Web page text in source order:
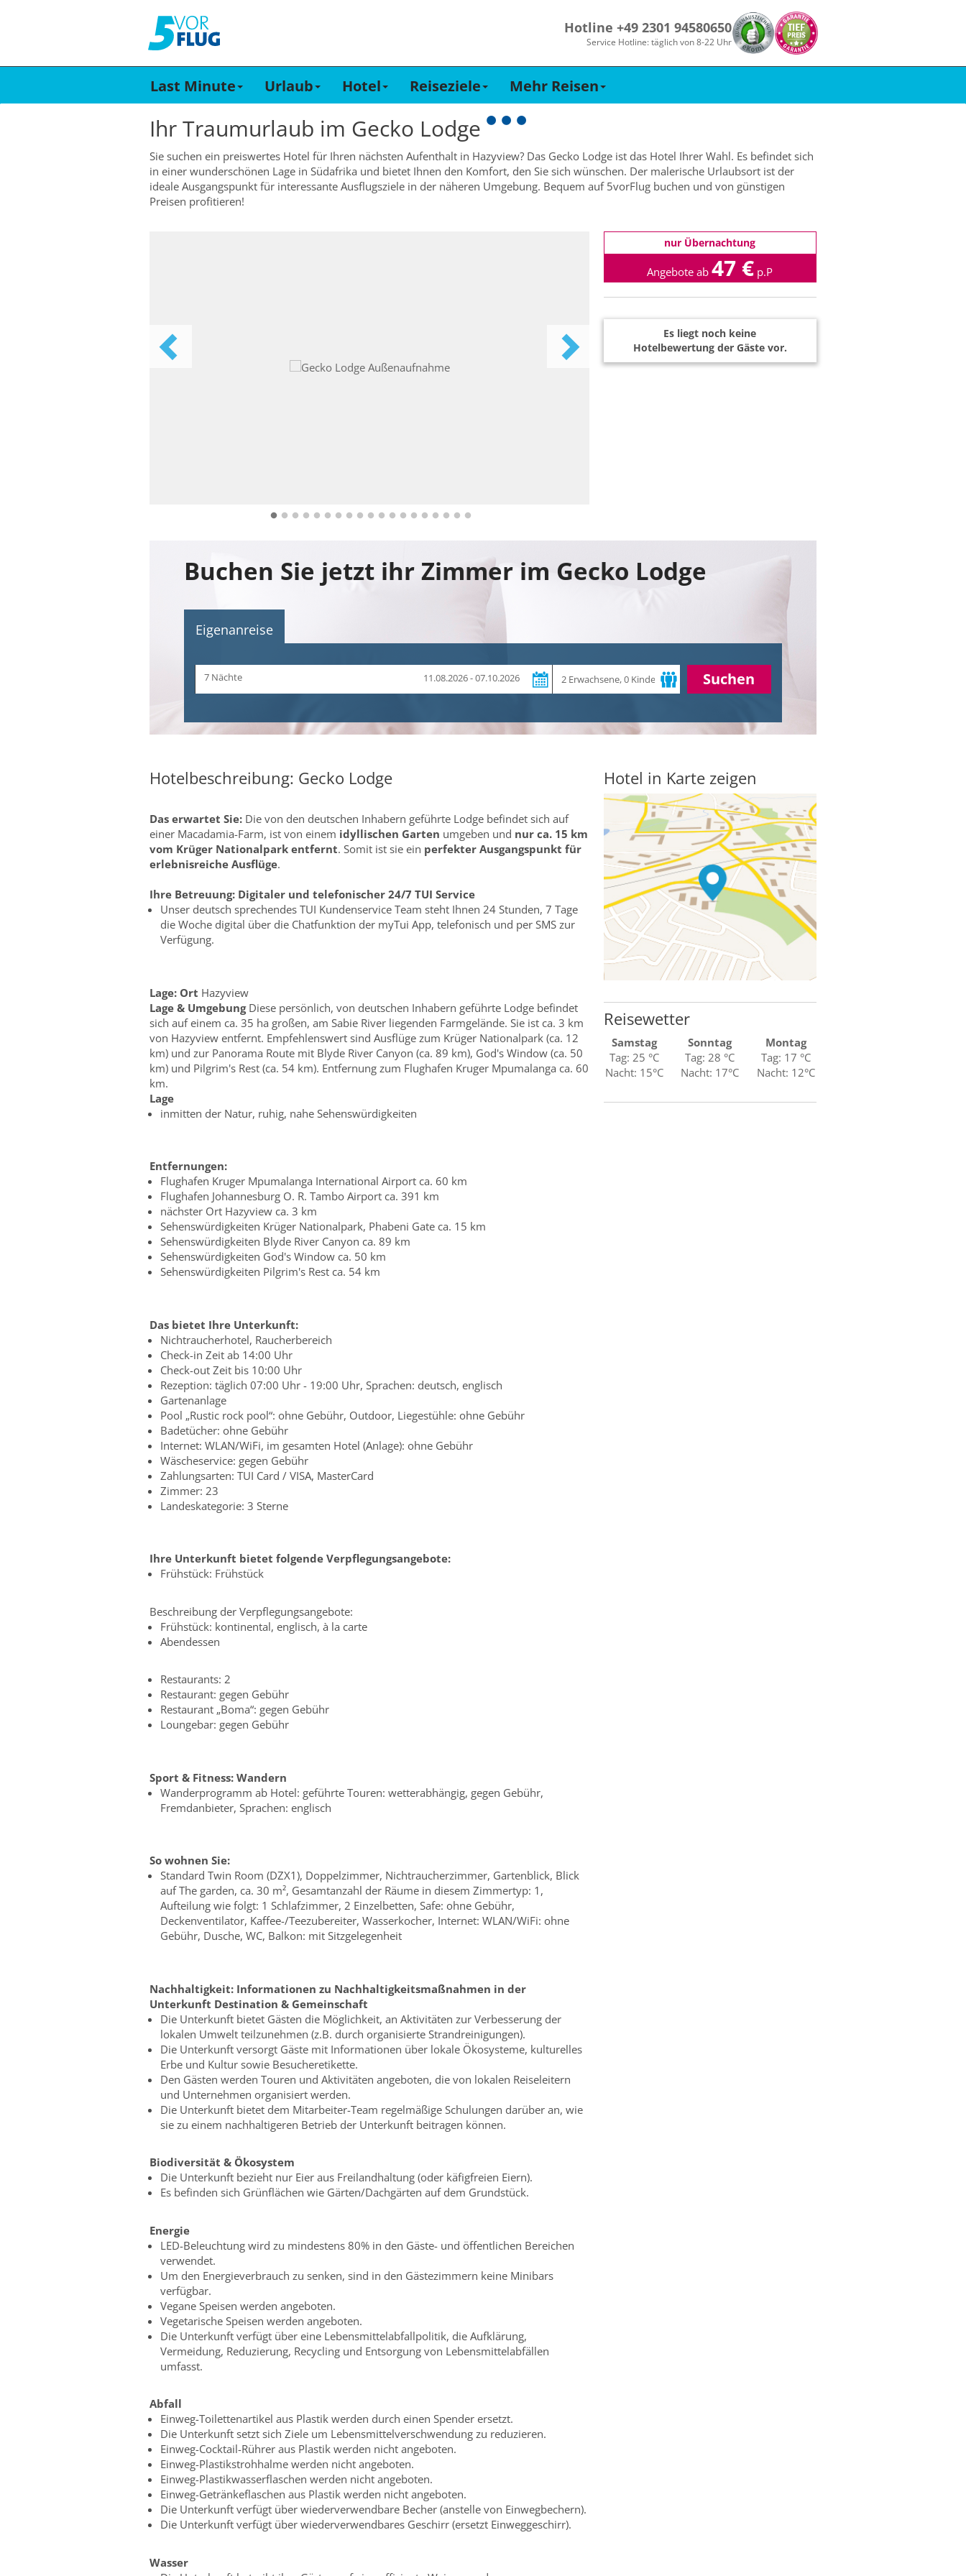
Hotline +49 2301 94580650
Service Hotline: täglich von 8-22 Uhr
Last Minute Urlaub Hotel Reiseziele Mehr Reisen
Ihr Traumurlaub im Gecko Lodge
Sie suchen ein preiswertes Hotel für Ihren nächsten Aufenthalt in Hazyview? Das Gecko Lodge ist das Hotel Ihrer Wahl. Es befindet sich
in einer wunderschönen Lage in Südafrika und bietet Ihnen den Komfort, den Sie sich wünschen. Der malerische Urlaubsort ist der
ideale Ausgangspunkt für interessante Ausflugsziele in der näheren Umgebung. Bequem auf 5vorFlug buchen und von günstigen
Preisen profitieren!
nur Übernachtung
Angebote ab47 € p.P
Es liegt noch keine
Hotelbewertung der Gäste vor.
Buchen Sie jetzt ihr Zimmer im Gecko Lodge
Eigenanreise
Zeitraum
7 Nächte 11.08.2026 - 07.10.2026 Suchen
Hotelbeschreibung: Gecko Lodge
Das erwartet Sie: Die von den deutschen Inhabern geführte Lodge befindet sich auf
einer Macadamia-Farm, ist von einem idyllischen Garten umgeben und nur ca. 15 km
vom Krüger Nationalpark entfernt. Somit ist sie ein perfekter Ausgangspunkt für
erlebnisreiche Ausflüge.
Ihre Betreuung: Digitaler und telefonischer 24/7 TUI Service
Unser deutsch sprechendes TUI Kundenservice Team steht Ihnen 24 Stunden, 7 Tage
die Woche digital über die Chatfunktion der myTui App, telefonisch und per SMS zur
Verfügung.
Lage: Ort Hazyview
Lage & UmgebungDiese persönlich, von deutschen Inhabern geführte Lodge befindet
sich auf einem ca. 35 ha großen, am Sabie River liegenden Farmgelände. Sie ist ca. 3 km
von Hazyview entfernt. Empfehlenswert sind Ausflüge zum Krüger Nationalpark (ca. 12
km) und zur Panorama Route mit Blyde River Canyon (ca. 89 km), God's Window (ca. 50
km) und Pilgrim's Rest (ca. 54 km). Entfernung zum Flughafen Kruger Mpumalanga ca. 60
km.
Lage
inmitten der Natur, ruhig, nahe Sehenswürdigkeiten
Entfernungen:
Flughafen Kruger Mpumalanga International Airport ca. 60 km
Flughafen Johannesburg O. R. Tambo Airport ca. 391 km
nächster Ort Hazyview ca. 3 km
Sehenswürdigkeiten Krüger Nationalpark, Phabeni Gate ca. 15 km
Sehenswürdigkeiten Blyde River Canyon ca. 89 km
Sehenswürdigkeiten God's Window ca. 50 km
Sehenswürdigkeiten Pilgrim's Rest ca. 54 km
Das bietet Ihre Unterkunft:
Nichtraucherhotel, Raucherbereich
Check-in Zeit ab 14:00 Uhr
Check-out Zeit bis 10:00 Uhr
Rezeption: täglich 07:00 Uhr - 19:00 Uhr, Sprachen: deutsch, englisch
Gartenanlage
Pool „Rustic rock pool“: ohne Gebühr, Outdoor, Liegestühle: ohne Gebühr
Badetücher: ohne Gebühr
Internet: WLAN/WiFi, im gesamten Hotel (Anlage): ohne Gebühr
Wäscheservice: gegen Gebühr
Zahlungsarten: TUI Card / VISA, MasterCard
Zimmer: 23
Landeskategorie: 3 Sterne
Ihre Unterkunft bietet folgende Verpflegungsangebote:
Frühstück: Frühstück
Beschreibung der Verpflegungsangebote:
Frühstück: kontinental, englisch, à la carte
Abendessen
Restaurants: 2
Restaurant: gegen Gebühr
Restaurant „Boma“: gegen Gebühr
Loungebar: gegen Gebühr
Sport & Fitness: Wandern
Wanderprogramm ab Hotel: geführte Touren: wetterabhängig, gegen Gebühr,
Fremdanbieter, Sprachen: englisch
So wohnen Sie:
Standard Twin Room (DZX1), Doppelzimmer, Nichtraucherzimmer, Gartenblick, Blick
auf The garden, ca. 30 m², Gesamtanzahl der Räume in diesem Zimmertyp: 1,
Aufteilung wie folgt: 1 Schlafzimmer, 2 Einzelbetten, Safe: ohne Gebühr,
Deckenventilator, Kaffee-/Teezubereiter, Wasserkocher, Internet: WLAN/WiFi: ohne
Gebühr, Dusche, WC, Balkon: mit Sitzgelegenheit
Nachhaltigkeit: Informationen zu Nachhaltigkeitsmaßnahmen in der
Unterkunft Destination & Gemeinschaft
Die Unterkunft bietet Gästen die Möglichkeit, an Aktivitäten zur Verbesserung der
lokalen Umwelt teilzunehmen (z.B. durch organisierte Strandreinigungen).
Die Unterkunft versorgt Gäste mit Informationen über lokale Ökosysteme, kulturelles
Erbe und Kultur sowie Besucheretikette.
Den Gästen werden Touren und Aktivitäten angeboten, die von lokalen Reiseleitern
und Unternehmen organisiert werden.
Die Unterkunft bietet dem Mitarbeiter-Team regelmäßige Schulungen darüber an, wie
sie zu einem nachhaltigeren Betrieb der Unterkunft beitragen können.
Biodiversität & Ökosystem
Die Unterkunft bezieht nur Eier aus Freilandhaltung (oder käfigfreien Eiern).
Es befinden sich Grünflächen wie Gärten/Dachgärten auf dem Grundstück.
Energie
LED-Beleuchtung wird zu mindestens 80% in den Gäste- und öffentlichen Bereichen
verwendet.
Um den Energieverbrauch zu senken, sind in den Gästezimmern keine Minibars
verfügbar.
Vegane Speisen werden angeboten.
Vegetarische Speisen werden angeboten.
Die Unterkunft verfügt über eine Lebensmittelabfallpolitik, die Aufklärung,
Vermeidung, Reduzierung, Recycling und Entsorgung von Lebensmittelabfällen
umfasst.
Abfall
Einweg-Toilettenartikel aus Plastik werden durch einen Spender ersetzt.
Die Unterkunft setzt sich Ziele um Lebensmittelverschwendung zu reduzieren.
Einweg-Cocktail-Rührer aus Plastik werden nicht angeboten.
Einweg-Plastikstrohhalme werden nicht angeboten.
Einweg-Plastikwasserflaschen werden nicht angeboten.
Einweg-Getränkeflaschen aus Plastik werden nicht angeboten.
Die Unterkunft verfügt über wiederverwendbare Becher (anstelle von Einwegbechern).
Die Unterkunft verfügt über wiederverwendbares Geschirr (ersetzt Einweggeschirr).
Wasser
Hotel in Karte zeigen
Reisewetter
Samstag
Tag: 25 °C
Nacht: 15°C
Sonntag
Tag: 28 °C
Nacht: 17°C
Montag
Tag: 17 °C
Nacht: 12°C